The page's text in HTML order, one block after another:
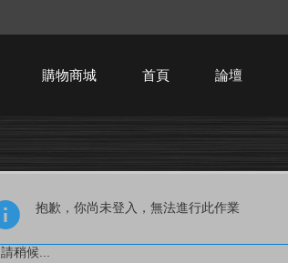
購物商城 首頁 論壇
抱歉，你尚未登入，無法進行此作業
請稍候...